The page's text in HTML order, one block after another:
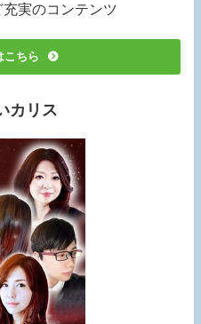
充実のコンテンツ
こちら
カリス